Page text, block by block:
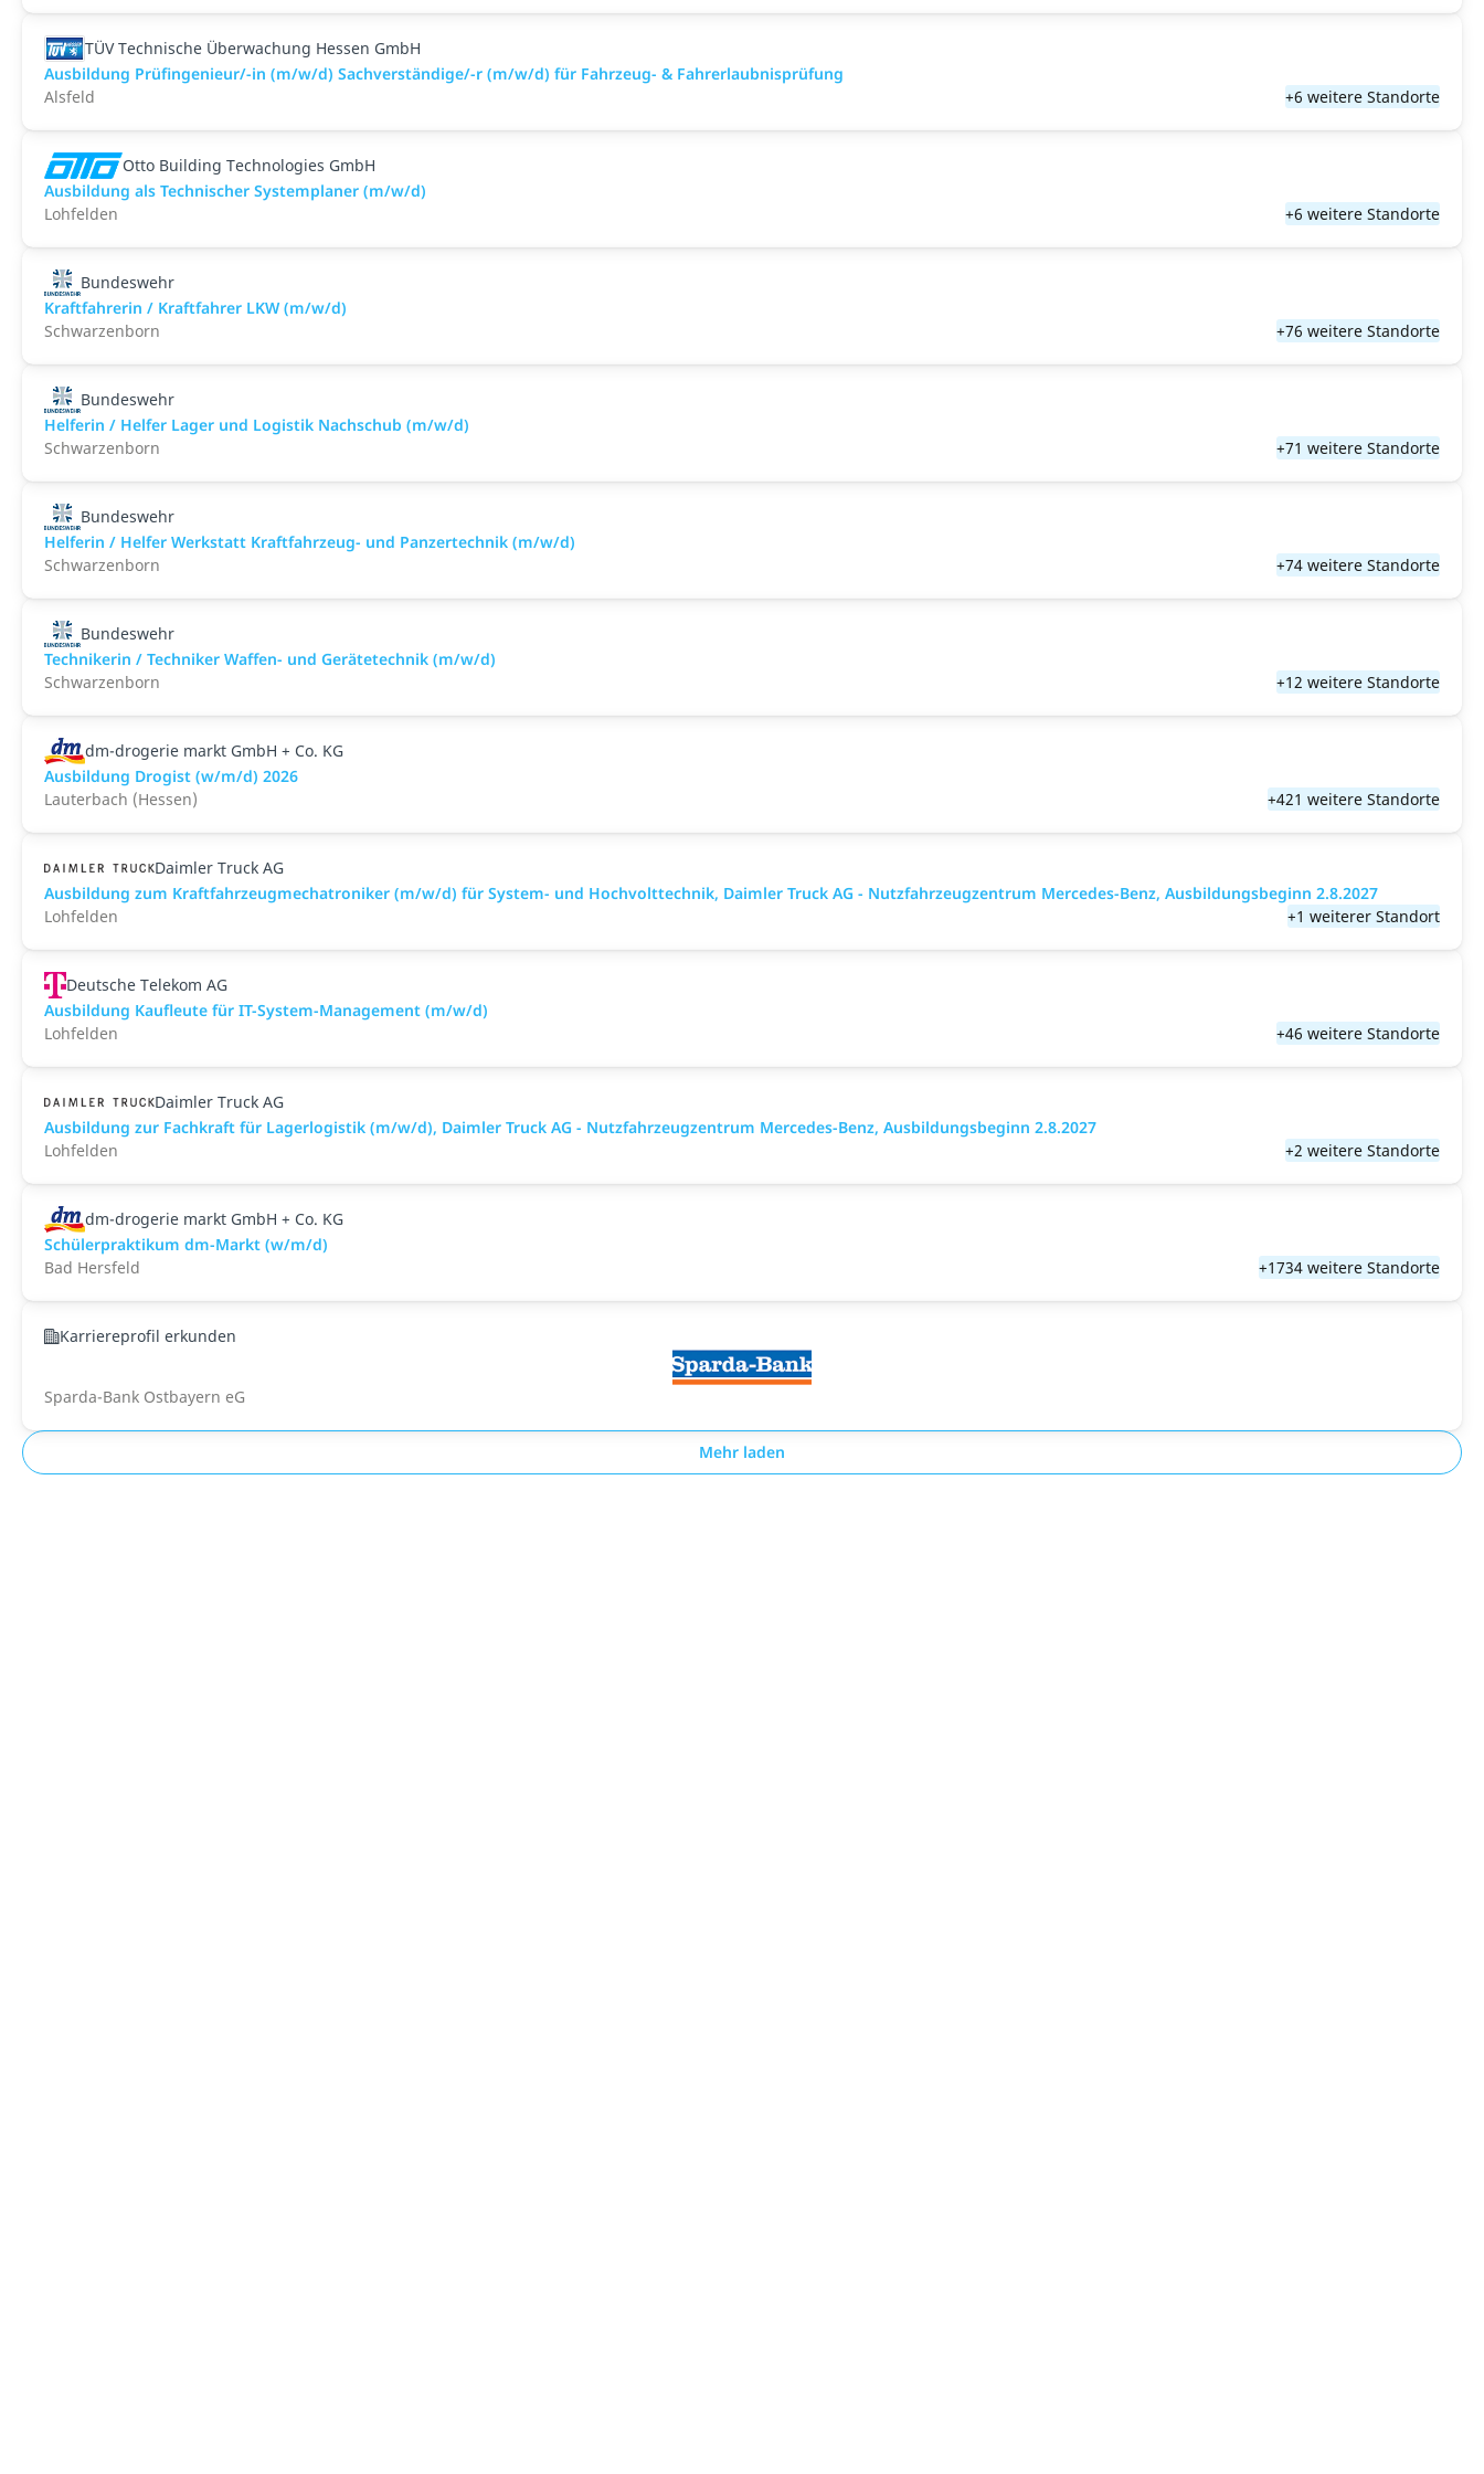
TÜV Technische Überwachung Hessen GmbH
Ausbildung Prüfingenieur/-in (m/w/d) Sachverständige/-r (m/w/d) für Fahrzeug- & Fahrerlaubnisprüfung
Alsfeld
+6 weitere Standorte
Otto Building Technologies GmbH
Ausbildung als Technischer Systemplaner (m/w/d)
Lohfelden
+6 weitere Standorte
Bundeswehr
Kraftfahrerin / Kraftfahrer LKW (m/w/d)
Schwarzenborn
+76 weitere Standorte
Bundeswehr
Helferin / Helfer Lager und Logistik Nachschub (m/w/d)
Schwarzenborn
+71 weitere Standorte
Bundeswehr
Helferin / Helfer Werkstatt Kraftfahrzeug- und Panzertechnik (m/w/d)
Schwarzenborn
+74 weitere Standorte
Bundeswehr
Technikerin / Techniker Waffen- und Gerätetechnik (m/w/d)
Schwarzenborn
+12 weitere Standorte
dm-drogerie markt GmbH + Co. KG
Ausbildung Drogist (w/m/d) 2026
Lauterbach (Hessen)
+421 weitere Standorte
Daimler Truck AG
Ausbildung zum Kraftfahrzeugmechatroniker (m/w/d) für System- und Hochvolttechnik, Daimler Truck AG - Nutzfahrzeugzentrum Mercedes-Benz, Ausbildungsbeginn 2.8.2027
Lohfelden
+1 weiterer Standort
Deutsche Telekom AG
Ausbildung Kaufleute für IT-System-Management (m/w/d)
Lohfelden
+46 weitere Standorte
Daimler Truck AG
Ausbildung zur Fachkraft für Lagerlogistik (m/w/d), Daimler Truck AG - Nutzfahrzeugzentrum Mercedes-Benz, Ausbildungsbeginn 2.8.2027
Lohfelden
+2 weitere Standorte
dm-drogerie markt GmbH + Co. KG
Schülerpraktikum dm-Markt (w/m/d)
Bad Hersfeld
+1734 weitere Standorte
Karriereprofil erkunden
Sparda-Bank Ostbayern eG
Mehr laden